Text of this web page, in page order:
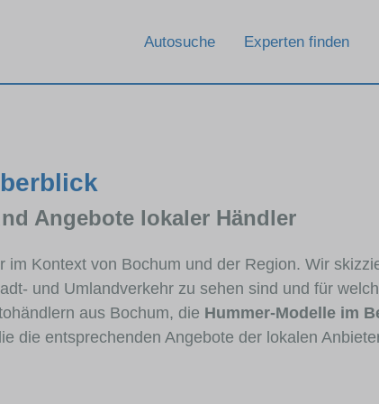
Autosuche Experten finden
Angebote lokaler Händler
Kontext von Bochum und der Region. Wir
und Umlandverkehr zu sehen sind und für
aus Bochum, die Hummer-Modelle im
die entsprechenden Angebote der lokalen